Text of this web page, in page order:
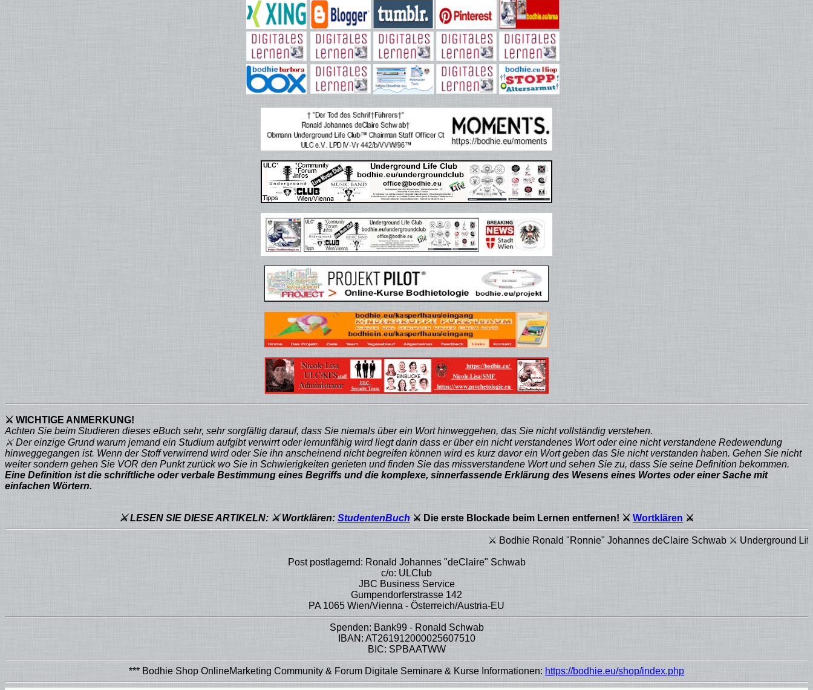
⚔ WICHTIGE ANMERKUNG!
Achten Sie beim Studieren dieses eBuch sehr, sehr sorgfältig darauf, dass Sie niemals über ein Wort hinweggehen, das Sie nicht vollständig verstehen.
⚔ Der einzige Grund warum jemand ein Studium aufgibt verwirrt oder lernunfähig wird liegt darin dass er über ein nicht verstandenes Wort oder eine nicht verstandene Redewendung
hinweggegangen ist. Wenn der Stoff verwirrend wird oder Sie ihn anscheinend nicht begreifen können wird es kurz davor ein Wort geben das Sie nicht verstanden haben. Gehen Sie nicht
weiter sondern gehen Sie VOR den Punkt zurück wo Sie in Schwierigkeiten gerieten und finden Sie das missverstandene Wort und sehen Sie zu, dass Sie seine Definition bekommen.
Eine Definition ist die schriftliche oder verbale Bestimmung eines Begriffs und die komplexe, sinnerfassende Erklärung des Wesens eines Wortes oder einer Sache mit
einfachen Wörtern.
⚔ LESEN SIE DIESE ARTIKELN: ⚔ Wortklären: StudentenBuch ⚔ Die erste Blockade beim Lernen entfernen! ⚔ Wortklären ⚔
⚔ Bodhie Ronald "Ronnie" Johannes deClaire Schwab ⚔ Underground Life Club (ULC
Post postlagernd: Ronald Johannes "deClaire" Schwab
c/o: ULClub
JBC Business Service
Gumpendorferstrasse 142
PA 1065 Wien/Vienna - Österreich/Austria-EU
Spenden: Bank99 - Ronald Schwab
IBAN: AT261912000025607510
BIC: SPBAATWW
*** Bodhie Shop OnlineMarketing Community & Forum Digitale Seminare & Kurse Informationen: https://bodhie.eu/shop/index.php